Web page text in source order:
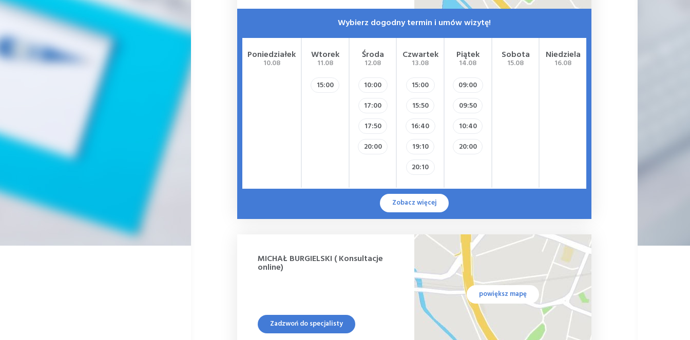
Wybierz dogodny termin i umów wizytę!
Poniedziałek
10.08
Wtorek
11.08
15:00
Środa
12.08
10:00
17:00
17:50
20:00
Czwartek
13.08
15:00
15:50
16:40
19:10
20:10
Piątek
14.08
09:00
09:50
10:40
20:00
Sobota
15.08
Niedziela
16.08
Zobacz więcej
MICHAŁ BURGIELSKI ( Konsultacje
online)
Zadzwoń do specjalisty
powiększ mapę